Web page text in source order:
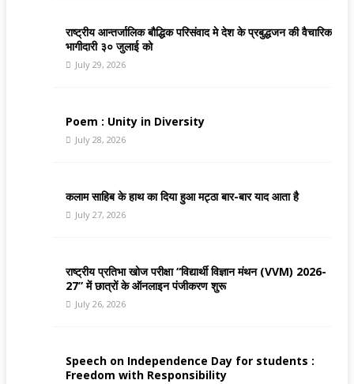
राष्ट्रीय आन्तर्जालिक बौद्धिक परिसंवाद मे देश के प्रबुद्धजन की वैचारिक
भागीदारी ३० जुलाई को
July 29, 2026
Poem : Unity in Diversity
July 28, 2026
कलाम साहिब के हाथ का दिया हुआ मट्ठा बार-बार याद आता है
July 27, 2026
राष्ट्रीय प्रतिभा खोज परीक्षा “विद्यार्थी विज्ञान मंथन (VVM) 2026-
27” में छात्रों के ऑनलाइन पंजीकरण शुरू
July 26, 2026
Speech on Independence Day for students :
Freedom with Responsibility